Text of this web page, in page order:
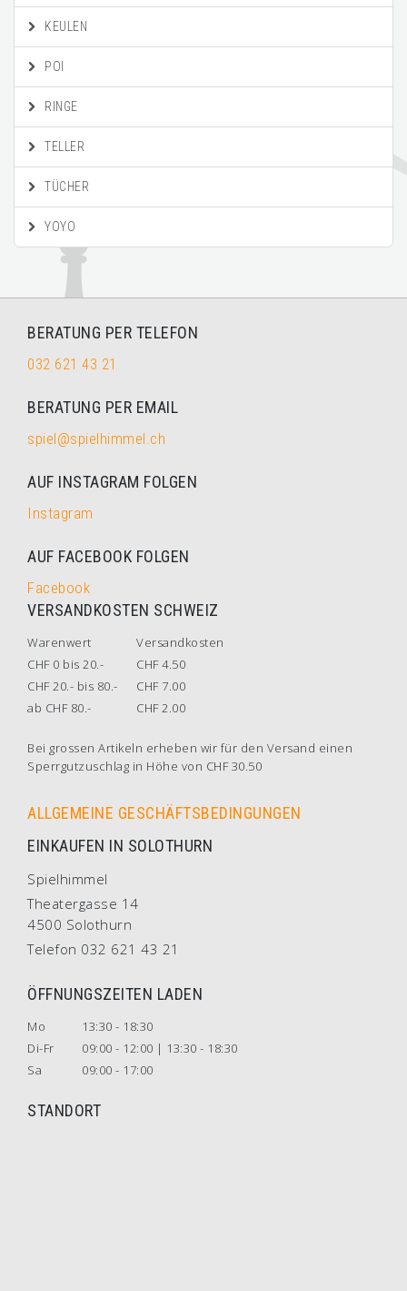
KEULEN
POI
RINGE
TELLER
TÜCHER
YOYO
BERATUNG PER TELEFON
032 621 43 21
BERATUNG PER EMAIL
spiel@spielhimmel.ch
AUF INSTAGRAM FOLGEN
Instagram
AUF FACEBOOK FOLGEN
Facebook
VERSANDKOSTEN SCHWEIZ
Warenwert
Versandkosten
CHF 0 bis 20.-
CHF 4.50
CHF 20.- bis 80.-
CHF 7.00
ab CHF 80.-
CHF 2.00
Bei grossen Artikeln erheben wir für den Versand einen
Sperrgutzuschlag in Höhe von CHF 30.50
ALLGEMEINE GESCHÄFTSBEDINGUNGEN
EINKAUFEN IN SOLOTHURN
Spielhimmel
Theatergasse 14
4500 Solothurn
Telefon 032 621 43 21
ÖFFNUNGSZEITEN LADEN
Mo
13:30 - 18:30
Di-Fr
09:00 - 12:00 | 13:30 - 18:30
Sa
09:00 - 17:00
STANDORT